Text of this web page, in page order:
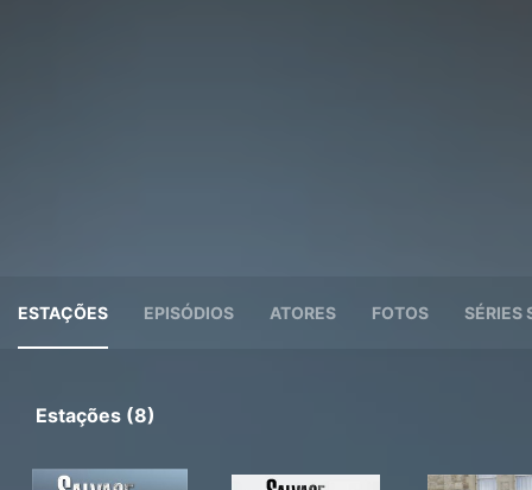
ESTAÇÕES EPISÓDIOS ATORES FOTOS SÉRIES
Estações (8)